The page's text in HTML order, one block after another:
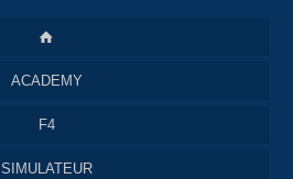
ACADEMY
F4
SIMULATEUR